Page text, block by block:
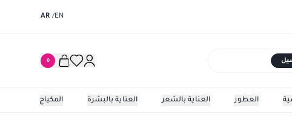
EN
/
AR
0
المكياج العناية بالبشرة العناية بالشعر العطور